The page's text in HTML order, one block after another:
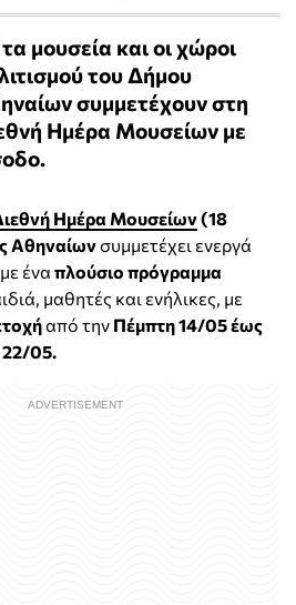
μουσεία και οι χώροι
του Δήμου
συμμετέχουν στη
Ημέρα Μουσείων με
Ημέρα Μουσείων(18
Αθηναίωνσυμμετέχει ενεργά
ένα πλούσιο πρόγραμμα
μαθητές και ενήλικες, με
από την Πέμπτη 14/05 έως
22/05.